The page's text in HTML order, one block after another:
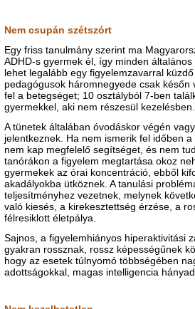
Nem csupán szétszórt
Egy friss tanulmány szerint ma
ADHD-s gyermek él, így minden
lehet legalább egy figyelemzavarral
pedagógusok háromnegyede csak későn
fel a betegséget; 10 osztályból 7-ben
gyermekkel, aki nem részesül kezelésben.
A tünetek általában óvodáskor végén
jelentkeznek. Ha nem ismerik fel időben
nem kap megfelelő segítséget, és nem
tanórákon a figyelem megtartása okoz
gyermekek az órai koncentráció, ebből
akadályokba ütköznek. A tanulási
teljesítményhez vezetnek, melynek
való kiesés, a kirekesztettség érzése, a
félresiklott életpálya.
Sajnos, a figyelemhiányos hiperaktivitási
gyakran rossznak, rossz képességűnek
hogy az esetek túlnyomó többségében
adottságokkal, magas intelligencia